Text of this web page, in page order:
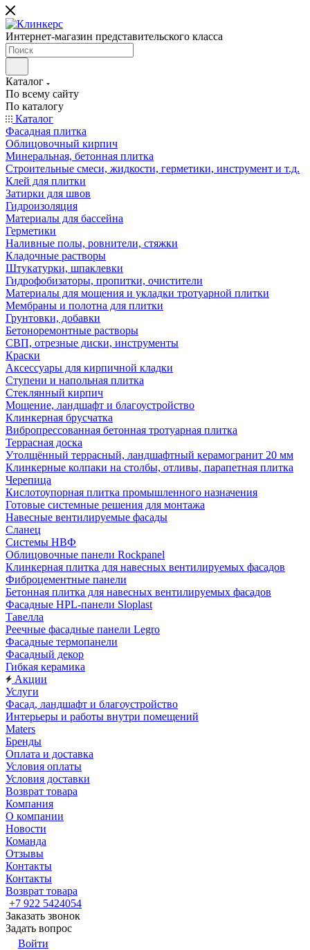
Интернет-магазин представительского класса
Каталог
По всему сайту
По каталогу
Каталог
Фасадная плитка
Облицовочный кирпич
Минеральная, бетонная плитка
Строительные смеси, жидкости, герметики, инструмент и т.д.
Клей для плитки
Затирки для швов
Гидроизоляция
Материалы для бассейна
Герметики
Наливные полы, ровнители, стяжки
Кладочные растворы
Штукатурки, шпаклевки
Гидрофобизаторы, пропитки, очистители
Материалы для мощения и укладки тротуарной плитки
Мембраны и полотна для плитки
Грунтовки, добавки
Бетоноремонтные растворы
СВП, отрезные диски, инструменты
Краски
Аксессуары для кирпичной кладки
Ступени и напольная плитка
Cтеклянный кирпич
Мощение, ландшафт и благоустройство
Клинкерная брусчатка
Вибропрессованная бетонная тротуарная плитка
Террасная доска
Утолщённый террасный, ландшафтный керамогранит 20 мм
Клинкерные колпаки на столбы, отливы, парапетная плитка
Черепица
Кислотоупорная плитка промышленного назначения
Готовые системные решения для монтажа
Навесные вентилируемые фасады
Сланец
Системы НВФ
Облицовочные панели Rockpanel
Клинкерная плитка для навесных вентилируемых фасадов
Фиброцементные панели
Бетонная плитка для навесных вентилируемых фасадов
Фасадные HPL-панели Sloplast
Тавелла
Реечные фасадные панели Legro
Фасадные термопанели
Фасадный декор
Гибкая керамика
Акции
Услуги
Фасад, ландшафт и благоустройство
Интерьеры и работы внутри помещений
Maters
Бренды
Оплата и доставка
Условия оплаты
Условия доставки
Возврат товара
Компания
О компании
Новости
Команда
Отзывы
Контакты
Контакты
Возврат товара
+7 922 5424054
Заказать звонок
Задать вопрос
Войти